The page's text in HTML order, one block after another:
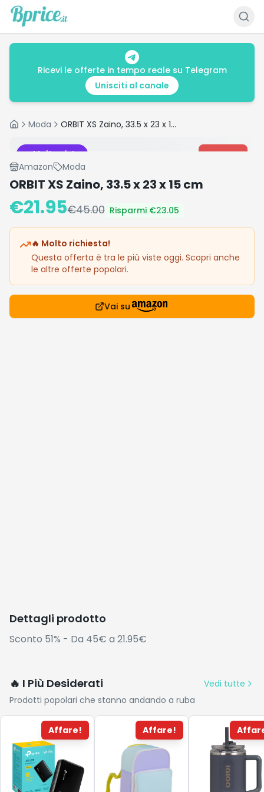
Ricevi le offerte in tempo reale su Telegram
Unisciti al canale
HomeModa ORBIT XS Zaino, 33.5 x 23 x 15 cm
Molto visto
Amazon Moda
ORBIT XS Zaino, 33.5 x 23 x 15 cm
€21.95€45.00 Risparmi €23.05
🔥 Molto richiesta!
Questa offerta è tra le più viste oggi. Scopri anche
le altre offerte popolari.
Vai su
Dettagli prodotto
Sconto 51% - Da 45€ a 21.95€
🔥 I Più Desiderati
Vedi tutte
Prodotti popolari che stanno andando a ruba
Affare! Affare!